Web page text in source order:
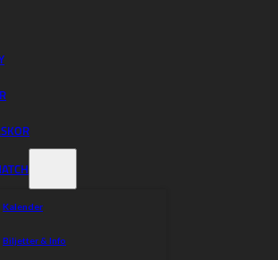
Kalender
Biljetter & Info